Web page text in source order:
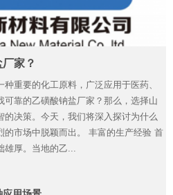
家？
重要的化工原料，广泛应用于医药、
可靠的乙磺酸钠盐厂家？那么，选择山
决策。今天，我们将深入探讨为什么
的市场中脱颖而出。 丰富的生产经验 首
厚。当地的乙...